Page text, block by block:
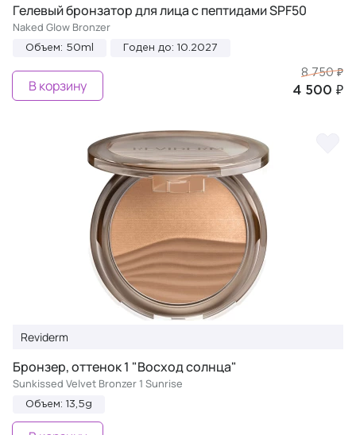
Гелевый бронзатор для лица с пептидами SPF50
Naked Glow Bronzer
Объем: 50ml Годен до: 10.2027
8 750 ₽
4 500 ₽
В корзину
Reviderm
Бронзер, оттенок 1 "Восход солнца"
Sunkissed Velvet Bronzer 1 Sunrise
Объем: 13,5g